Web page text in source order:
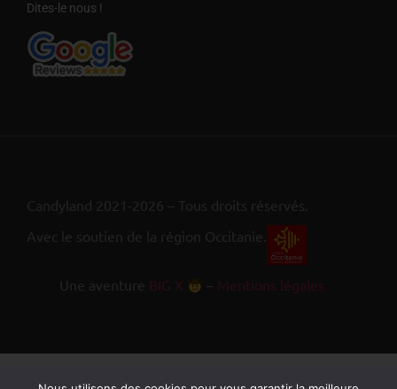
Dites-le nous !
Candyland 2021-2026 – Tous droits réservés.
Avec le soutien de la région Occitanie.
Une aventure BIG X – Mentions légales